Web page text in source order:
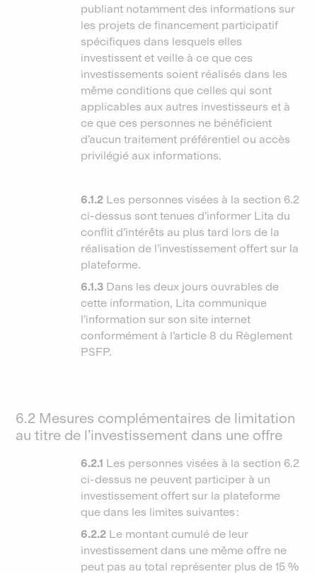
publiant notamment des informations sur
les projets de financement participatif
spécifiques dans lesquels elles
investissent et veille à ce que ces
investissements soient réalisés dans les
même conditions que celles qui sont
applicables aux autres investisseurs et à
ce que ces personnes ne bénéficient
d’aucun traitement préférentiel ou accès
privilégié aux informations.
6.1.2 Les personnes visées à la section 6.2
ci-dessus sont tenues d’informer Lita du
conflit d’intérêts au plus tard lors de la
réalisation de l’investissement offert sur la
plateforme.
6.1.3 Dans les deux jours ouvrables de
cette information, Lita communique
l’information sur son site internet
conformément à l’article 8 du Règlement
PSFP.
6.2 Mesures complémentaires de limitation
au titre de l’investissement dans une offre
6.2.1 Les personnes visées à la section 6.2
ci-dessus ne peuvent participer à un
investissement offert sur la plateforme
que dans les limites suivantes :
6.2.2 Le montant cumulé de leur
investissement dans une même offre ne
peut pas au total représenter plus de 15 %